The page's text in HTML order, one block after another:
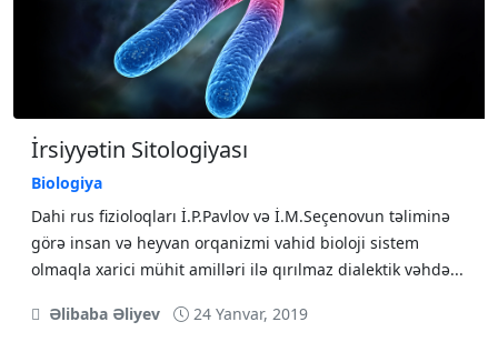
İrsiyyətin Sitologiyası
Biologiya
Dahi rus fizioloqları İ.P.Pavlov və İ.M.Seçenovun təliminə
görə insan və heyvan orqanizmi vahid bioloji sistem
olmaqla xarici mühit amilləri ilə qırılmaz dialektik vəhdə...
Əlibaba Əliyev 24 Yanvar, 2019